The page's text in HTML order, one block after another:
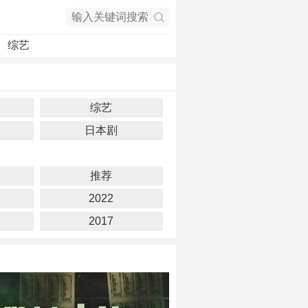
综艺
综艺
日本剧
推荐
2022
2017